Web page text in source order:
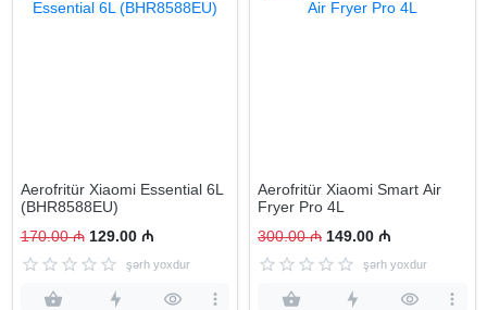
Aerofritür Xiaomi Essential 6L
(BHR8588EU)
170.00 ₼ 129.00 ₼
şərh yoxdur
Aerofritür Xiaomi Smart Air
Fryer Pro 4L
300.00 ₼ 149.00 ₼
şərh yoxdur